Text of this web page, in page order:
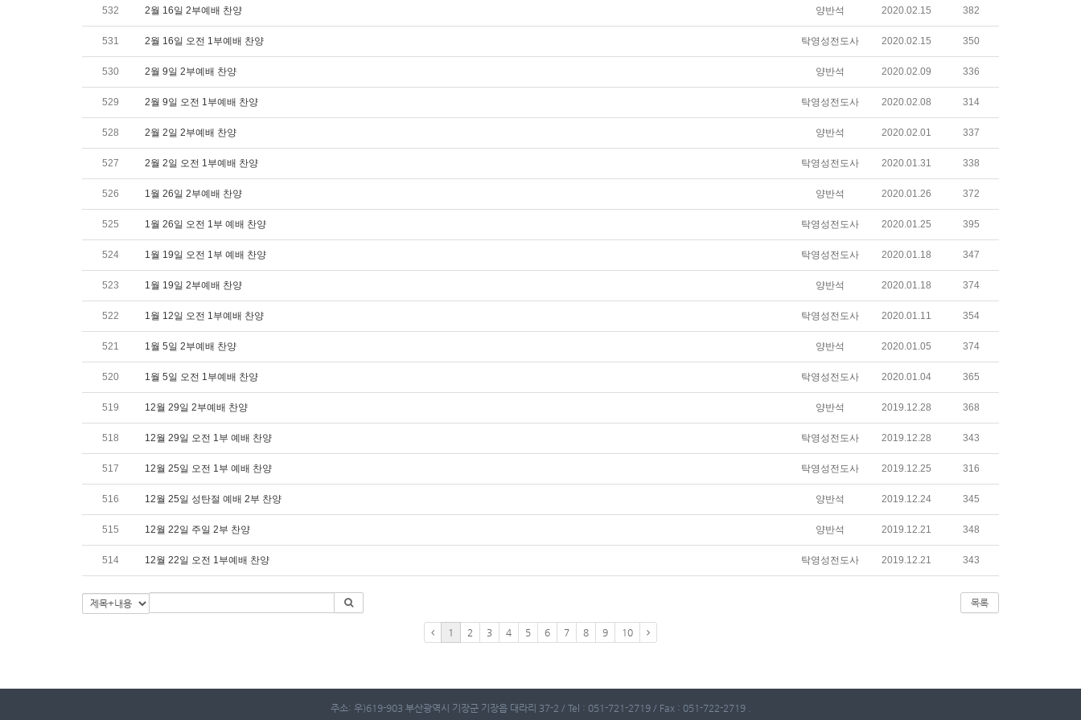
532 2월 16일 2부예배 찬양 양반석 2020.02.15 382
531 2월 16일 오전 1부예배 찬양 탁영성전도사 2020.02.15 350
530 2월 9일 2부예배 찬양 양반석 2020.02.09 336
529 2월 9일 오전 1부예배 찬양 탁영성전도사 2020.02.08 314
528 2월 2일 2부예배 찬양 양반석 2020.02.01 337
527 2월 2일 오전 1부예배 찬양 탁영성전도사 2020.01.31 338
526 1월 26일 2부예배 찬양 양반석 2020.01.26 372
525 1월 26일 오전 1부 예배 찬양 탁영성전도사 2020.01.25 395
524 1월 19일 오전 1부 예배 찬양 탁영성전도사 2020.01.18 347
523 1월 19일 2부예배 찬양 양반석 2020.01.18 374
522 1월 12일 오전 1부예배 찬양 탁영성전도사 2020.01.11 354
521 1월 5일 2부예배 찬양 양반석 2020.01.05 374
520 1월 5일 오전 1부예배 찬양 탁영성전도사 2020.01.04 365
519 12월 29일 2부예배 찬양 양반석 2019.12.28 368
518 12월 29일 오전 1부 예배 찬양 탁영성전도사 2019.12.28 343
517 12월 25일 오전 1부 예배 찬양 탁영성전도사 2019.12.25 316
516 12월 25일 성탄절 예배 2부 찬양 양반석 2019.12.24 345
515 12월 22일 주일 2부 찬양 양반석 2019.12.21 348
514 12월 22일 오전 1부예배 찬양 탁영성전도사 2019.12.21 343
목록
1 2 3 4 5 6 7 8 9 10
주소: 우)619-903 부산광역시 기장군 기장읍 대라리 37-2 / Tel : 051-721-2719 / Fax : 051-722-2719 .